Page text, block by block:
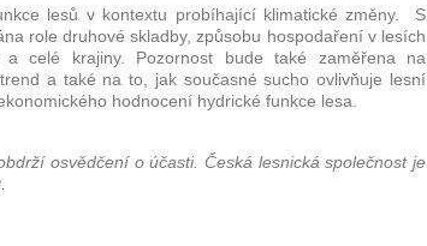
lesů v kontextu probíhající klimatické změny. S
role druhové skladby, způsobu hospodaření v lesích
celé krajiny. Pozornost bude také zaměřena na
a také na to, jak současné sucho ovlivňuje lesní
hodnocení hydrické funkce lesa.
osvědčení o účasti. Česká lesnická společnost je